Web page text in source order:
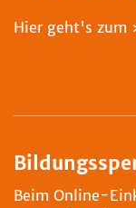
Hier geht's zum
Beim Online-